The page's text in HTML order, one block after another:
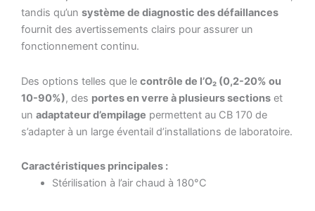
tandis qu’un système de diagnostic des défaillances
fournit des avertissements clairs pour assurer un
fonctionnement continu.
Des options telles que le contrôle de l’O₂ (0,2-20% ou
10-90%), des portes en verre à plusieurs sections et
un adaptateur d’empilage permettent au CB 170 de
s’adapter à un large éventail d’installations de laboratoire.
Caractéristiques principales :
Stérilisation à l’air chaud à 180°C